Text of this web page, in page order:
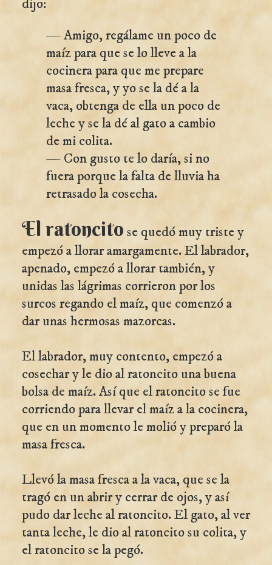
dijo:
— Amigo, regálame un poco de
maíz para que se lo lleve a la
cocinera para que me prepare
masa fresca, y yo se la dé a la
vaca, obtenga de ella un poco de
leche y se la dé al gato a cambio
de mi colita.
— Con gusto te lo daría, si no
fuera porque la falta de lluvia ha
retrasado la cosecha.
El ratoncito se quedó muy triste y
empezó a llorar amargamente. El labrador,
apenado, empezó a llorar también, y
unidas las lágrimas corrieron por los
surcos regando el maíz, que comenzó a
dar unas hermosas mazorcas.
El labrador, muy contento, empezó a
cosechar y le dio al ratoncito una buena
bolsa de maíz. Así que el ratoncito se fue
corriendo para llevar el maíz a la cocinera,
que en un momento le molió y preparó la
masa fresca.
Llevó la masa fresca a la vaca, que se la
tragó en un abrir y cerrar de ojos, y así
pudo dar leche al ratoncito. El gato, al ver
tanta leche, le dio al ratoncito su colita, y
el ratoncito se la pegó.